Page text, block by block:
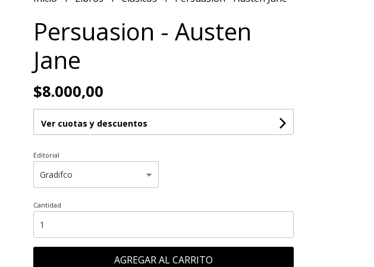
Persuasion - Austen
Jane
$8.000,00
Ver cuotas y descuentos
Editorial
Cantidad
AGREGAR AL CARRITO